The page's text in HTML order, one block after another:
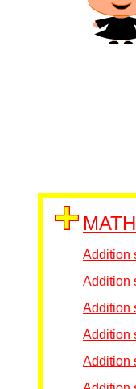
MATH
Addition
Addition
Addition
Addition
Addition